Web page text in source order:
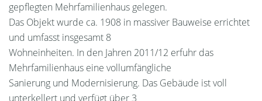
gepflegten Mehrfamilienhaus gelegen.
Das Objekt wurde ca. 1908 in massiver Bauweise errichtet
und umfasst insgesamt 8
Wohneinheiten. In den Jahren 2011/12 erfuhr das
Mehrfamilienhaus eine vollumfängliche
Sanierung und Modernisierung. Das Gebäude ist voll
unterkellert und verfügt über 3